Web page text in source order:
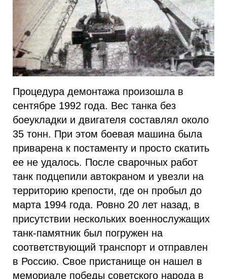
Процедура демонтажа произошла в
сентябре 1992 года. Вес танка без
боеукладки и двигателя составлял около
35 тонн. При этом боевая машина была
приварена к постаменту и просто скатить
ее не удалось. После сварочных работ
танк подцепили автокраном и увезли на
территорию крепости, где он пробыл до
марта 1994 года. Ровно 20 лет назад, в
присутствии нескольких военнослужащих
танк-памятник был погружен на
соответствующий транспорт и отправлен
в Россию. Свое пристанище он нашел в
мемориале победы советского народа в